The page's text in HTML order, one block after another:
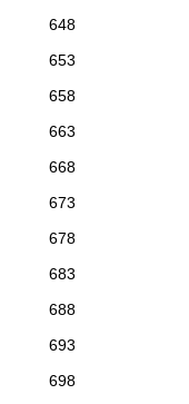
648
653
658
663
668
673
678
683
688
693
698